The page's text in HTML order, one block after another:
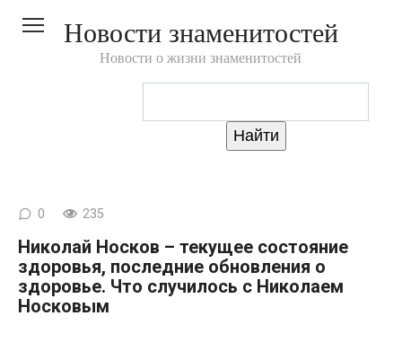
Новости знаменитостей
Новости о жизни знаменитостей
0 235
Николай Носков – текущее состояние
здоровья, последние обновления о
здоровье. Что случилось с Николаем
Носковым